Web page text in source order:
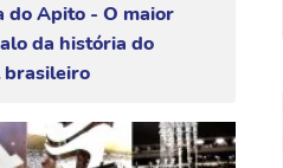
do Apito - O maior
da história do